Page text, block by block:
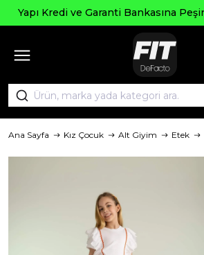
Bankasına Peşin Fiyatına 6 Taksit
Ana Sayfa Kız Çocuk Alt Giyim Etek